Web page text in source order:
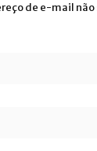
de e-mail